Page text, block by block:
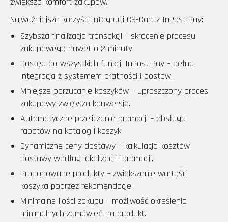
Najważniejsze korzyści integracji CS-Cart z InPost Pay:
Szybsza finalizacja transakcji – skrócenie procesu
zakupowego nawet o 2 minuty.
Dostęp do wszystkich funkcji InPost Pay – pełna
integracja z systemem płatności i dostaw.
Mniejsze porzucanie koszyków – uproszczony proces
zakupowy zwiększa konwersję.
Automatyczne przeliczanie promocji – obsługa
rabatów na katalog i koszyk.
Dynamiczne ceny dostawy – kalkulacja kosztów
dostawy według lokalizacji i promocji.
Proponowane produkty – zwiększenie wartości
koszyka poprzez rekomendacje.
Minimalne ilości zakupu – możliwość określenia
minimalnych zamówień na produkt.